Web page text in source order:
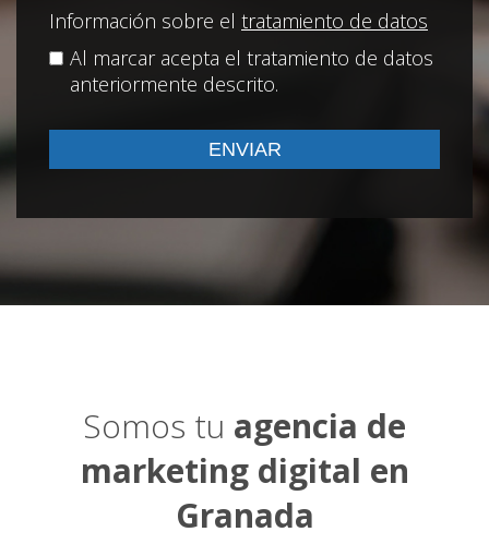
Información sobre el tratamiento de datos
Al marcar acepta el tratamiento de datos
anteriormente descrito.
Somos tu agencia de
marketing digital en
Granada